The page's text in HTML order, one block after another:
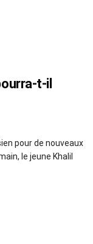
t-il
pour de nouveaux
le jeune Khalil